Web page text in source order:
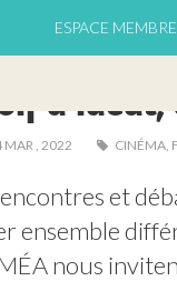
ESPACE
, 2022 CINÉMA
et
ensemble
nous